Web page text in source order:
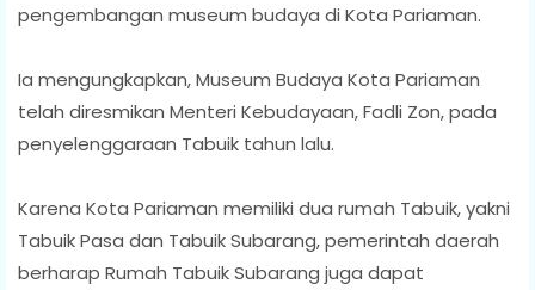
pengembangan museum budaya di Kota Pariaman.
Ia mengungkapkan, Museum Budaya Kota Pariaman
telah diresmikan Menteri Kebudayaan, Fadli Zon, pada
penyelenggaraan Tabuik tahun lalu.
Karena Kota Pariaman memiliki dua rumah Tabuik, yakni
Tabuik Pasa dan Tabuik Subarang, pemerintah daerah
berharap Rumah Tabuik Subarang juga dapat